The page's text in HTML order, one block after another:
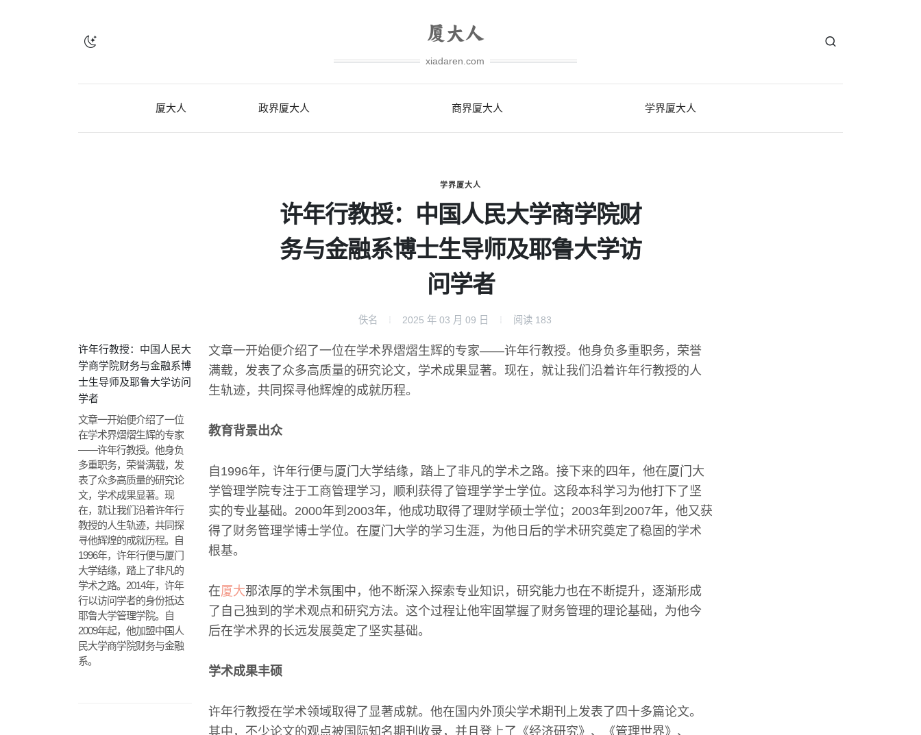
xiadaren.com
厦大人 政界厦大人 商界厦大人 学界厦大人
学界厦大人
许年行教授：中国人民大学商学院财
务与金融系博士生导师及耶鲁大学访
问学者
佚名 2025 年 03 月 09 日 阅读 183
许年行教授：中国人民大
学商学院财务与金融系博
士生导师及耶鲁大学访问
学者
文章一开始便介绍了一位
在学术界熠熠生辉的专家
——许年行教授。他身负
多重职务，荣誉满载，发
表了众多高质量的研究论
文，学术成果显著。现
在，就让我们沿着许年行
教授的人生轨迹，共同探
寻他辉煌的成就历程。自
1996年，许年行便与厦门
大学结缘，踏上了非凡的
学术之路。2014年，许年
行以访问学者的身份抵达
耶鲁大学管理学院。自
2009年起，他加盟中国人
民大学商学院财务与金融
系。
文章一开始便介绍了一位在学术界熠熠生辉的专家——许年行教授。他身负多重职务，荣誉
满载，发表了众多高质量的研究论文，学术成果显著。现在，就让我们沿着许年行教授的人
生轨迹，共同探寻他辉煌的成就历程。
教育背景出众
自1996年，许年行便与厦门大学结缘，踏上了非凡的学术之路。接下来的四年，他在厦门大
学管理学院专注于工商管理学习，顺利获得了管理学学士学位。这段本科学习为他打下了坚
实的专业基础。2000年到2003年，他成功取得了理财学硕士学位；2003年到2007年，他又获
得了财务管理学博士学位。在厦门大学的学习生涯，为他日后的学术研究奠定了稳固的学术
根基。
在厦大那浓厚的学术氛围中，他不断深入探索专业知识，研究能力也在不断提升，逐渐形成
了自己独到的学术观点和研究方法。这个过程让他牢固掌握了财务管理的理论基础，为他今
后在学术界的长远发展奠定了坚实基础。
学术成果丰硕
许年行教授在学术领域取得了显著成就。他在国内外顶尖学术期刊上发表了四十多篇论文。
其中，不少论文的观点被国际知名期刊收录，并且登上了《经济研究》、《管理世界》、